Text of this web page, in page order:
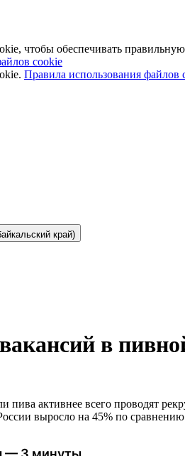
чтобы обеспечивать правильную
cookie
Правила использования файлов
край)
в
пива активнее всего проводят
выросло на 45% по